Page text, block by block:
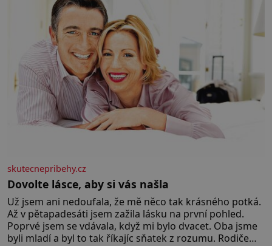
skutecnepribehy.cz
Dovolte lásce, aby si vás našla
Už jsem ani nedoufala, že mě něco tak krásného potká.
Až v pětapadesáti jsem zažila lásku na první pohled.
Poprvé jsem se vdávala, když mi bylo dvacet. Oba jsme
byli mladí a byl to tak říkajíc sňatek z rozumu. Rodiče